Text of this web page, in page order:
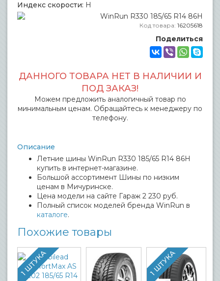
Индекс скорости: H
Код товара: 16205618
Поделиться
ДАННОГО ТОВАРА НЕТ В НАЛИЧИИ И
ПОД ЗАКАЗ!
Можем предложить аналогичный товар по
минимальным ценам. Обращайтесь к менеджеру по
телефону.
Описание
Летние шины WinRun R330 185/65 R14 86H
купить в интернет-магазине.
Большой ассортимент Шины по низким
ценам в Мичуринске.
Цена модели на сайте Гараж 2 230 руб.
Полный список моделей бренда WinRun в
каталоге.
Похожие товары
1 ШТУКА 1 ШТУКА